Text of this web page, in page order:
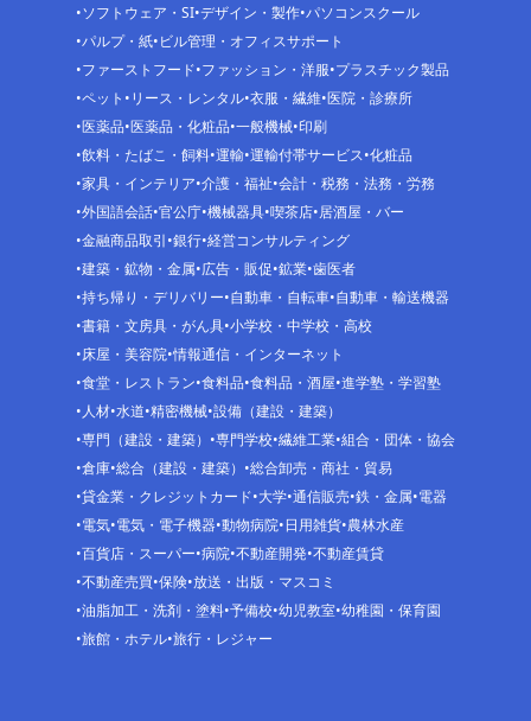
ソフトウェア・SI デザイン・製作 パソコンスクール
パルプ・紙 ビル管理・オフィスサポート
ファーストフード ファッション・洋服 プラスチック製品
ペット リース・レンタル 衣服・繊維 医院・診療所
医薬品 医薬品・化粧品 一般機械 印刷
飲料・たばこ・飼料 運輸 運輸付帯サービス 化粧品
家具・インテリア 介護・福祉 会計・税務・法務・労務
外国語会話 官公庁 機械器具 喫茶店 居酒屋・バー
金融商品取引 銀行 経営コンサルティング
建築・鉱物・金属 広告・販促 鉱業 歯医者
持ち帰り・デリバリー 自動車・自転車 自動車・輸送機器
書籍・文房具・がん具 小学校・中学校・高校
床屋・美容院 情報通信・インターネット
食堂・レストラン 食料品 食料品・酒屋 進学塾・学習塾
人材 水道 精密機械 設備（建設・建築）
専門（建設・建築）
専門学校 繊維工業 組合・団体・協会
倉庫 総合（建設・建築）
総合卸売・商社・貿易
貸金業・クレジットカード 大学 通信販売 鉄・金属 電器
電気 電気・電子機器 動物病院 日用雑貨 農林水産
百貨店・スーパー 病院 不動産開発 不動産賃貸
不動産売買 保険 放送・出版・マスコミ
油脂加工・洗剤・塗料 予備校 幼児教室 幼稚園・保育園
旅館・ホテル 旅行・レジャー